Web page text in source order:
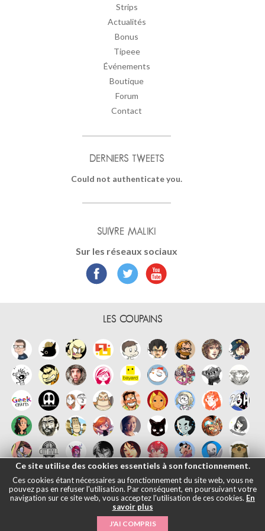
Strips
Actualités
Bonus
Tipeee
Événements
Boutique
Forum
Contact
DERNIERS TWEETS
Could not authenticate you.
SUIVRE MALIKI
Sur les réseaux sociaux
LES COUPAINS
日本語|Mentions légales
2026
Ce site utilise des cookies essentiels à son fonctionnement.
Ces cookies étant nécessaires au fonctionnement du site web, vous ne
pouvez pas en refuser l'utilisation. Par conséquent, en poursuivant votre
navigation sur ce site web, vous acceptez l'utilisation de ces cookies. En
savoir plus
J'AI COMPRIS